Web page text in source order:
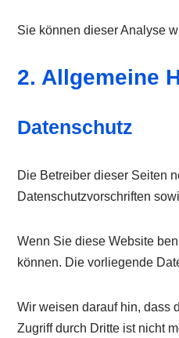
Sie können dieser Analyse
2. Allgemeine
Datenschutz
Die Betreiber dieser Seiten
Datenschutzvorschriften
Wenn Sie diese Website
können. Die vorliegende
Wir weisen darauf hin, dass
Zugriff durch Dritte ist nicht